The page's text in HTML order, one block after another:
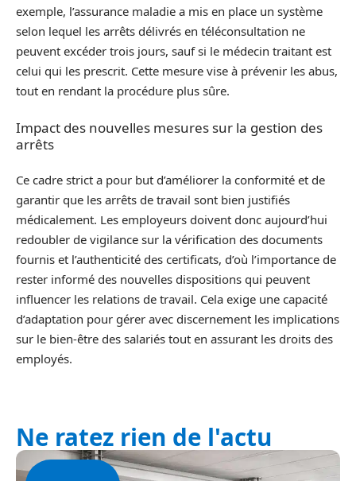
exemple, l’assurance maladie a mis en place un système
selon lequel les arrêts délivrés en téléconsultation ne
peuvent excéder trois jours, sauf si le médecin traitant est
celui qui les prescrit. Cette mesure vise à prévenir les abus,
tout en rendant la procédure plus sûre.
Impact des nouvelles mesures sur la gestion des
arrêts
Ce cadre strict a pour but d’améliorer la conformité et de
garantir que les arrêts de travail sont bien justifiés
médicalement. Les employeurs doivent donc aujourd’hui
redoubler de vigilance sur la vérification des documents
fournis et l’authenticité des certificats, d’où l’importance de
rester informé des nouvelles dispositions qui peuvent
influencer les relations de travail. Cela exige une capacité
d’adaptation pour gérer avec discernement les implications
sur le bien-être des salariés tout en assurant les droits des
employés.
Ne ratez rien de l'actu